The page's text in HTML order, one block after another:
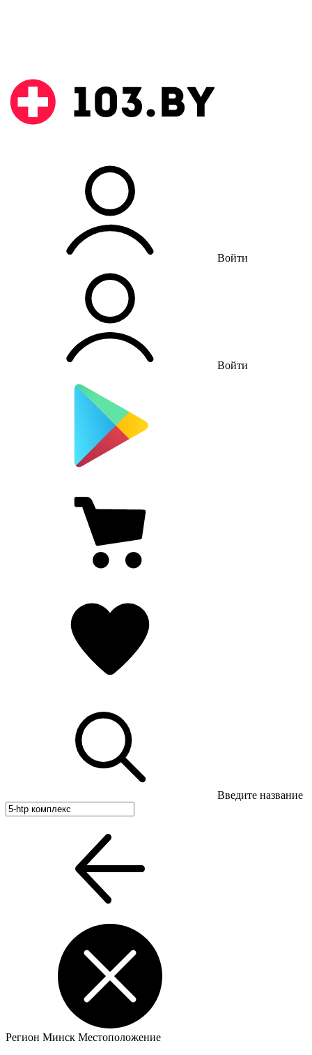
Войти
Войти
Введите название
Регион Минск Местоположение